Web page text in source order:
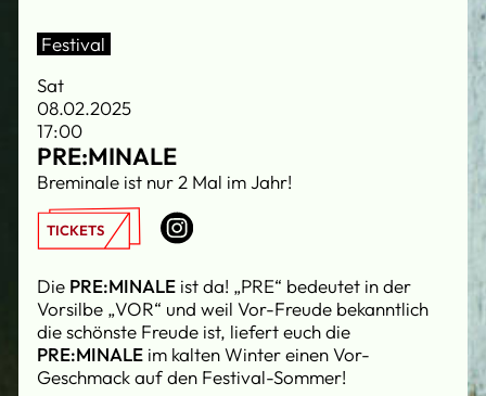
Festival
Sat
08.02.2025
17:00
PRE:MINALE
Breminale ist nur 2 Mal im Jahr!
TICKETS
Die PRE:MINALE ist da! „PRE“ bedeutet in der
Vorsilbe „VOR“ und weil Vor-Freude bekanntlich
die schönste Freude ist, liefert euch die
PRE:MINALE im kalten Winter einen Vor-
Geschmack auf den Festival-Sommer!